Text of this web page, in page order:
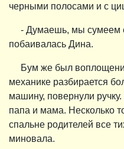
черными полосами и с
- Думаешь, мы сумеем
побаивалась Дина.
Бум же был
механике разбирается
машину, повернули
папа и мама. Несколько
спальне родителей все
миновала.